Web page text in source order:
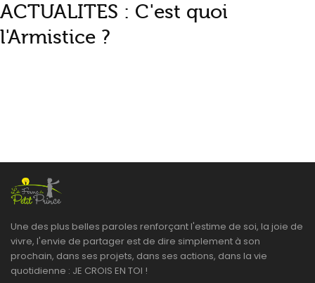
ACTUALITES : C'est quoi
l'Armistice ?
Une des plus belles paroles renforçant l'estime de soi, la joie de
vivre, l'envie de partager est de dire simplement à son
prochain, dans ses projets, dans ses actions, dans la vie
quotidienne : JE CROIS EN TOI !